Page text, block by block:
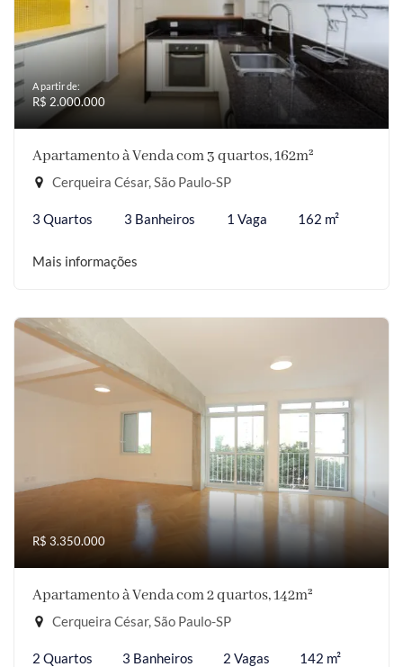
A partir de:
R$ 2.000.000
Apartamento à Venda com 3 quartos, 162m²
Cerqueira César, São Paulo-SP
3 Quartos 3 Banheiros 1 Vaga 162 m²
Mais informações
R$ 3.350.000
Apartamento à Venda com 2 quartos, 142m²
Cerqueira César, São Paulo-SP
2 Quartos 3 Banheiros 2 Vagas 142 m²